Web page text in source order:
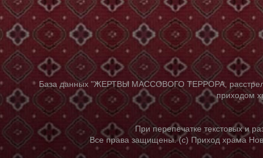
База данных "ЖЕРТВЫ МАССОВОГО ТЕРРОРА,
приходом
При перепечатке текстовых и
Все права защищены. (с) Приход храма